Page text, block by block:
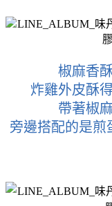
椒麻香
炸雞外皮酥
帶著椒
旁邊搭配的是煎